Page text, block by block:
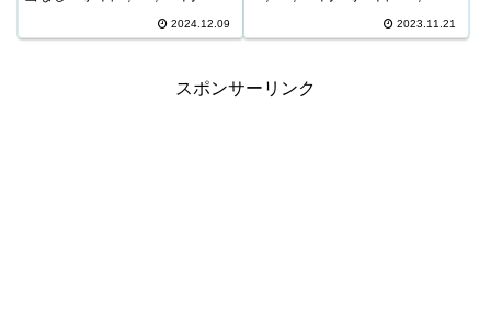
6,800円 5等160,003口 1,000円
2024.12.09
口 1,100円 ＊抽せんの結果は最
2023.11.21
スポンサーリンク